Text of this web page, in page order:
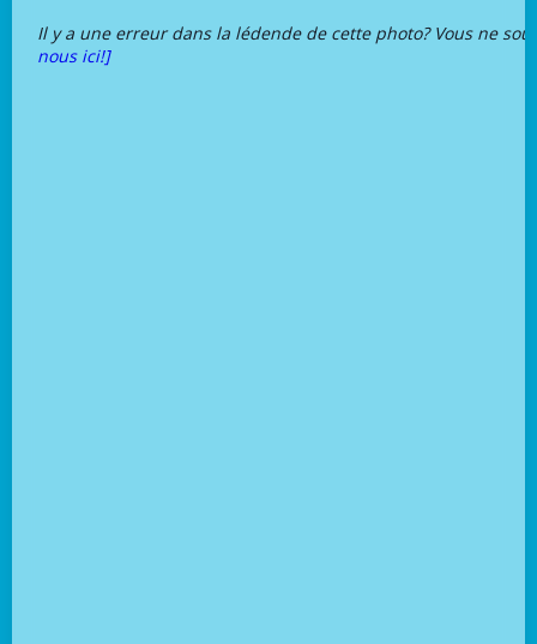
Il y a une erreur dans la lédende de cette photo? Vous ne
nous ici!]